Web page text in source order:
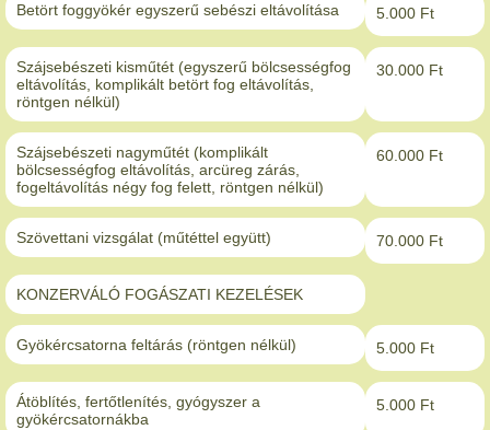
Betört foggyökér egyszerű sebészi eltávolítása 5.000 Ft
Szájsebészeti kisműtét (egyszerű bölcsességfog
eltávolítás, komplikált betört fog eltávolítás,
röntgen nélkül)
30.000 Ft
Szájsebészeti nagyműtét (komplikált
bölcsességfog eltávolítás, arcüreg zárás,
fogeltávolítás négy fog felett, röntgen nélkül)
60.000 Ft
Szövettani vizsgálat (műtéttel együtt) 70.000 Ft
KONZERVÁLÓ FOGÁSZATI KEZELÉSEK
Gyökércsatorna feltárás (röntgen nélkül) 5.000 Ft
Átöblítés, fertőtlenítés, gyógyszer a
gyökércsatornákba
5.000 Ft